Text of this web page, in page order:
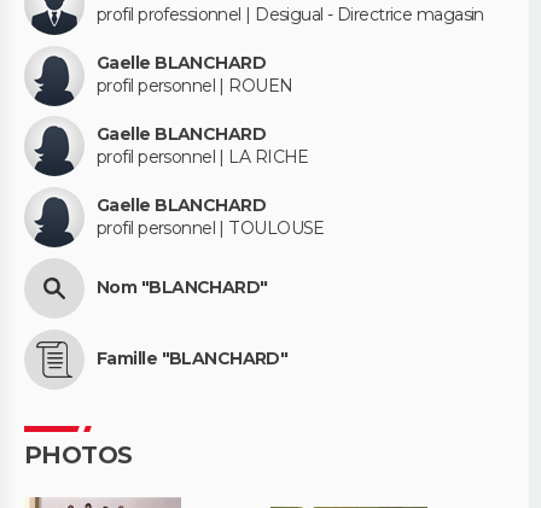
profil professionnel | Desigual - Directrice magasin
Gaelle BLANCHARD
profil personnel | ROUEN
Gaelle BLANCHARD
profil personnel | LA RICHE
Gaelle BLANCHARD
profil personnel | TOULOUSE
Nom "BLANCHARD"
Famille "BLANCHARD"
PHOTOS